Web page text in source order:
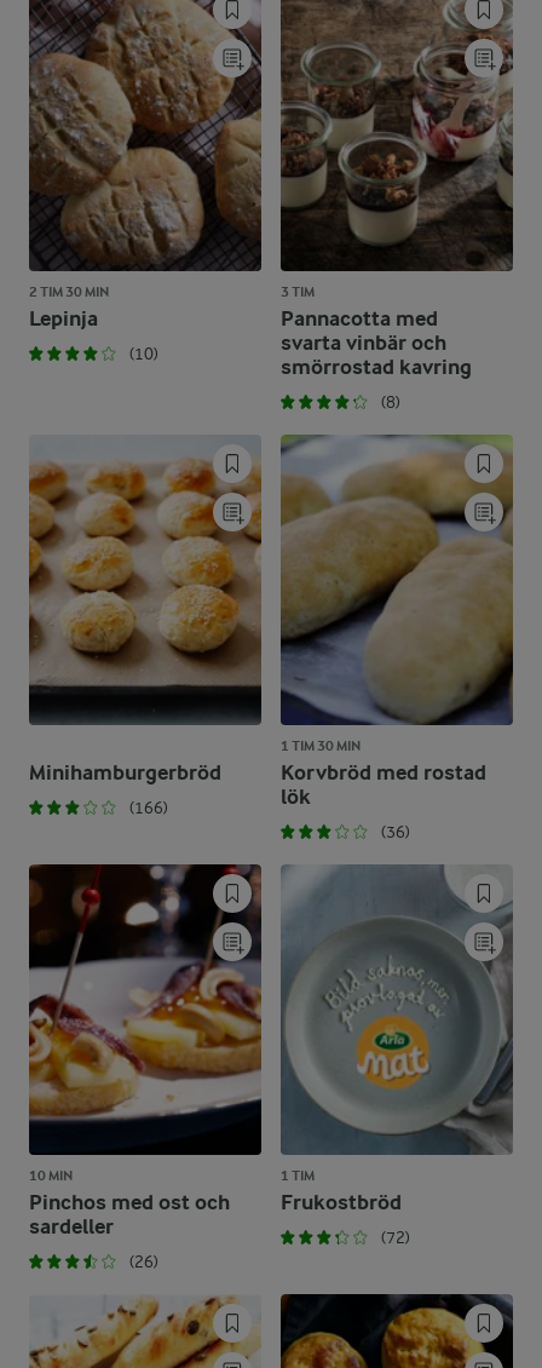
2 TIM 30 MIN
Lepinja
(10)
3 TIM
Pannacotta med
svarta vinbär och
smörrostad kavring
(8)
Minihamburgerbröd
(166)
1 TIM 30 MIN
Korvbröd med rostad
lök
(36)
10 MIN
Pinchos med ost och
sardeller
(26)
1 TIM
Frukostbröd
(72)